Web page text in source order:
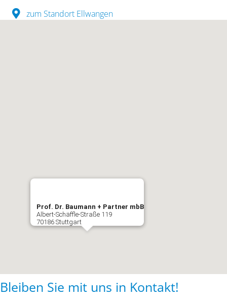
zum Standort Ellwangen
Prof. Dr. Baumann + Partner mbB
Albert-Schäffle-Straße 119
70186 Stuttgart
Bleiben Sie mit uns in Kontakt!